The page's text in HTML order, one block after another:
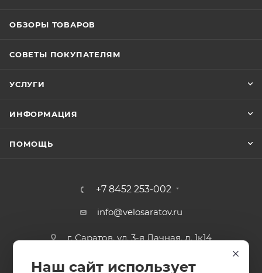
ОБЗОРЫ ТОВАРОВ
СОВЕТЫ ПОКУПАТЕЛЯМ
УСЛУГИ
ИНФОРМАЦИЯ
ПОМОЩЬ
+7 8452 253-002
info@velosaratov.ru
г. Саратов, ул. 3-я Дачная, д. 1к14
Наш сайт использует